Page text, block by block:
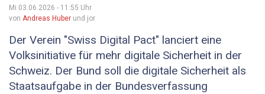
Mi 03.06.2026 - 11:55 Uhr
von Andreas Huber und jor
Der Verein "Swiss Digital Pact" lanciert eine
Volksinitiative für mehr digitale Sicherheit in der
Schweiz. Der Bund soll die digitale Sicherheit als
Staatsaufgabe in der Bundesverfassung